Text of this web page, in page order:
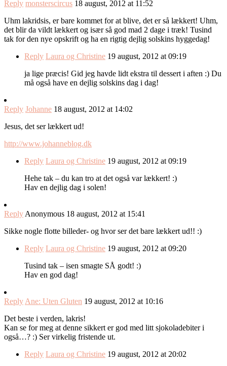
Reply monsterscircus 18 august, 2012 at 11:52
Uhm lakridsis, er bare kommet for at blive, det er så lækkert! Uhm,
det blir da vildt lækkert og især så god mad 2 dage i træk! Tusind
tak for den nye opskrift og ha en rigtig dejlig solskins hyggedag!
Reply Laura og Christine 19 august, 2012 at 09:19
ja lige præcis! Gid jeg havde lidt ekstra til dessert i aften :) Du
må også have en dejlig solskins dag i dag!
Reply Johanne 18 august, 2012 at 14:02
Jesus, det ser lækkert ud!
http://www.johanneblog.dk
Reply Laura og Christine 19 august, 2012 at 09:19
Hehe tak – du kan tro at det også var lækkert! :)
Hav en dejlig dag i solen!
Reply Anonymous 18 august, 2012 at 15:41
Sikke nogle flotte billeder- og hvor ser det bare lækkert ud!! :)
Reply Laura og Christine 19 august, 2012 at 09:20
Tusind tak – isen smagte SÅ godt! :)
Hav en god dag!
Reply Ane: Uten Gluten 19 august, 2012 at 10:16
Det beste i verden, lakris!
Kan se for meg at denne sikkert er god med litt sjokoladebiter i
også…? :) Ser virkelig fristende ut.
Reply Laura og Christine 19 august, 2012 at 20:02